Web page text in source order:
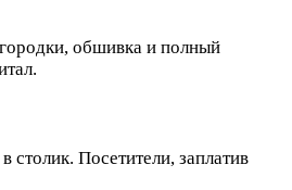
обшивка и полный
Посетители, заплатив